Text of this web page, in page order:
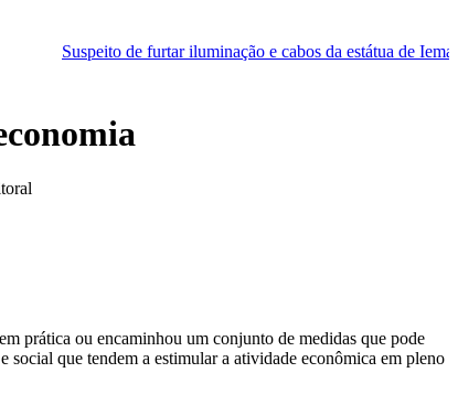
de furtar iluminação e cabos da estátua de Iemanjá é preso em
prática ou encaminhou um conjunto de medidas que pode
que tendem a estimular a atividade econômica em pleno